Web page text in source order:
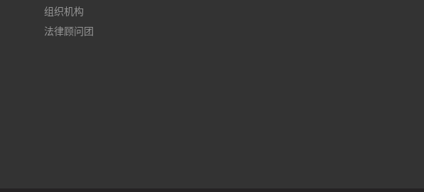
组织机构
法律顾问团